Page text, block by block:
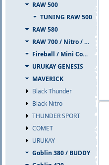
RAW 500
TUNING RAW 500
RAW 580
RAW 700 / Nitro / PIUMA
Fireball / Mini Comet
URUKAY GENESIS
MAVERICK
Black Thunder
Black Nitro
THUNDER SPORT
COMET
URUKAY
Goblin 380 / BUDDY